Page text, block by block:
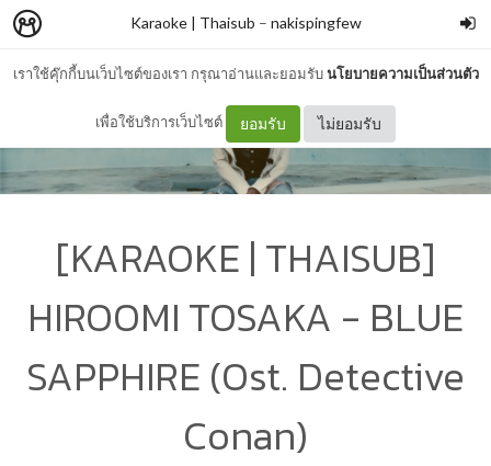
เราใช้คุ๊กกี้บนเว็บไซต์ของเรา กรุณาอ่านและยอมรับนโยบายความเป็นส่วนตัว
เพื่อใช้บริการเว็บไซต์ ยอมรับ ไม่ยอมรับ
Karaoke | Thaisub – nakispingfew
[KARAOKE | THAISUB]
HIROOMI TOSAKA - BLUE
SAPPHIRE (Ost. Detective
Conan)